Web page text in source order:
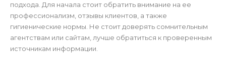
подхода. Для начала стоит обратить внимание на ее
профессионализм, отзывы клиентов, а также
гигиенические нормы. Не стоит доверять сомнительным
агентствам или сайтам, лучше обратиться к проверенным
источникам информации.